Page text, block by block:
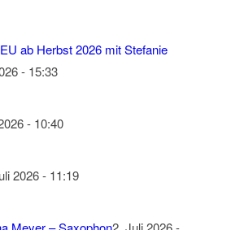
ab Herbst 2026 mit Stefanie
- 15:33
- 10:40
2026 - 11:19